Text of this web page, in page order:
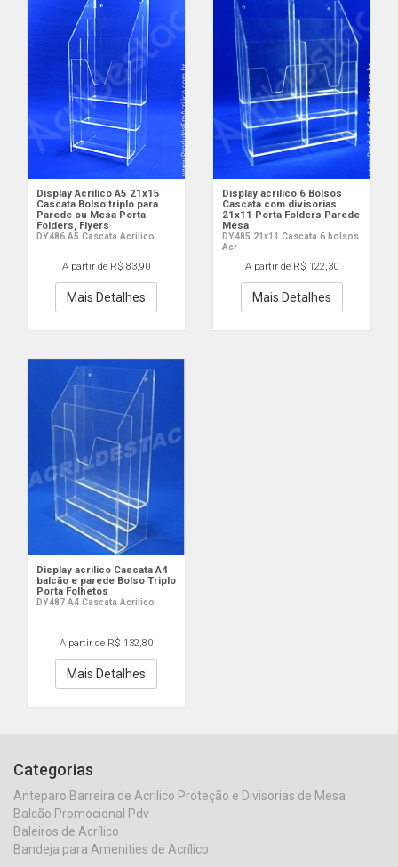
Display Acrilico A5 21x15
Cascata Bolso triplo para
Parede ou Mesa Porta
Folders, Flyers
DY486 A5 Cascata Acrilico
A partir de R$ 83,90
Mais Detalhes
Display acrilico 6 Bolsos
Cascata com divisorias
21x11 Porta Folders Parede
Mesa
DY485 21x11 Cascata 6 bolsos
Acr
A partir de R$ 122,30
Mais Detalhes
Display acrilico Cascata A4
balcão e parede Bolso Triplo
Porta Folhetos
DY487 A4 Cascata Acrilico
A partir de R$ 132,80
Mais Detalhes
Categorias
Anteparo Barreira de Acrilico Proteção e Divisorias de Mesa
Balcão Promocional Pdv
Baleiros de Acrílico
Bandeja para Amenities de Acrílico